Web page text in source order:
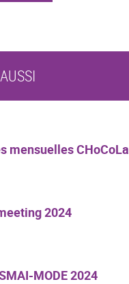
mensuelles CHoCoLa
2024
MODE 2024